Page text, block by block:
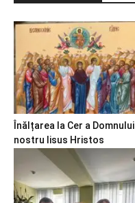
Înălțarea la Cer a Domnului
nostru Iisus Hristos